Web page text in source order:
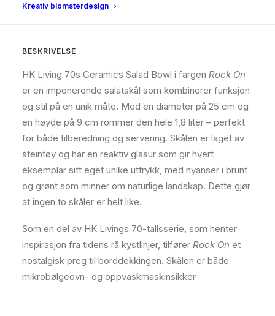
Kreativ blomsterdesignBESKRIVELSE
BESKRIVELSE
HK Living 70s Ceramics Salad Bowl i fargen Rock On
er en imponerende salatskål som kombinerer funksjon
og stil på en unik måte. Med en diameter på 25 cm og
en høyde på 9 cm rommer den hele 1,8 liter – perfekt
for både tilberedning og servering. Skålen er laget av
steintøy og har en reaktiv glasur som gir hvert
eksemplar sitt eget unike uttrykk, med nyanser i brunt
og grønt som minner om naturlige landskap. Dette gjør
at ingen to skåler er helt like.
Som en del av HK Livings 70-tallsserie, som henter
inspirasjon fra tidens rå kystlinjer, tilfører Rock On et
nostalgisk preg til borddekkingen. Skålen er både
mikrobølgeovn- og oppvaskmaskinsikker